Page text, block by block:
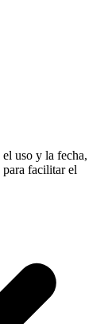
uso y la fecha,
facilitar el